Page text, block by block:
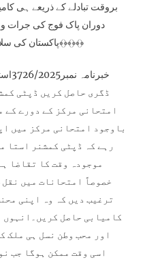
بروقت تبادلے کے ذریعے ہی
دوران پاک فوج کی جرات و
پاکستان کی سلامتی کے لیے خصوصی دعا بھی کی گئی۔﴾﴿﴾﴿﴾﴿
ڈگری حاصل کریں ڈپٹی
امتحانی مرکز کے دورے کے
باوجود امتحانی مرکز میں
رہے کہ ڈپٹی کمشنر استا
موجودہ وقت کا تقاضا
خصوصاً امتحانات میں
ترغیب دیں کہ وہ اپنی
کامیابی حاصل کریں۔انہوں
اور محب وطن نسل ہی ملک
اسی وقت ممکن ہوگا جب